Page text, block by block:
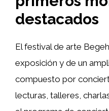
destacados
El festival de arte
exposición y de un
compuesto por
lecturas, talleres,